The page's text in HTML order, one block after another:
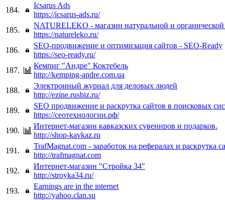
184.
Icsarus Ads
https://icsarus-ads.ru/
185.
NATURELEKO - магазин натуральной и
https://natureleko.ru/
186.
SEO-продвижение и оптимизация сайтов - SEO-Ready
https://seo-ready.ru/
187.
Кемпиг "Андре" Коктебель
http://kemping-andre.com.ua
188.
Электронный журнал для деловых людей
http://ezine.rusbiz.ru/
189.
SEO продвижение и раскрутка сайтов в поисковых
https://сеотехнологии.рф/
190.
Интернет-магазин кавказских сувениров и подарков.
http://shop-kavkaz.ru
191.
TrafMagnat.com - заработок на рефералах и раскрутка
http://trafmagnat.com
192.
Интернет-магазин "Стройка 34"
http://stroyka34.ru/
193.
Earnings are in the internet
http://yahoo.clan.su